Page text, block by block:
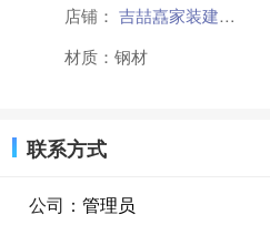
店铺： 吉喆嚞家装建材专营店
材质：钢材
联系方式
公司：管理员